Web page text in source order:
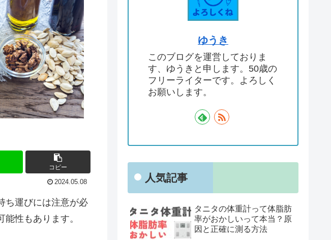
コピー
2024.05.08
ち運びには注意が必
性もあります。
ゆうき
このブログを運営しておりま
す、ゆうきと申します。50歳の
フリーライターです。よろしく
お願いします。
人気記事
タニタの体重計って体脂肪
率がおかしいって本当？原
因と正確に測る方法